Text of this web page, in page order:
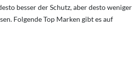
besser der Schutz, aber desto weniger
Folgende Top Marken gibt es auf